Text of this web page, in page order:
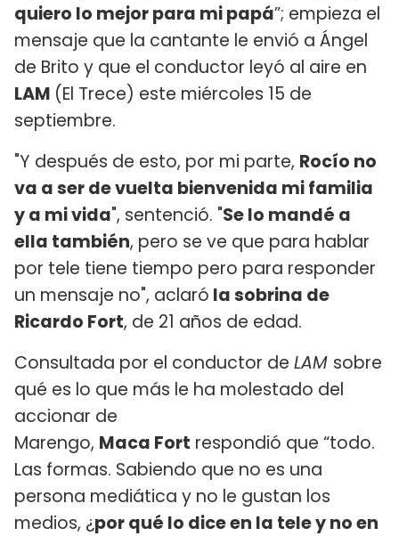
quiero lo mejor para mi papá”; empieza el
mensaje que la cantante le envió a Ángel
de Brito y que el conductor leyó al aire en
LAM (El Trece) este miércoles 15 de
septiembre.
"Y después de esto, por mi parte, Rocío no
va a ser de vuelta bienvenida mi familia
y a mi vida", sentenció. "Se lo mandé a
ella también, pero se ve que para hablar
por tele tiene tiempo pero para responder
un mensaje no", aclaró la sobrina de
Ricardo Fort, de 21 años de edad.
Consultada por el conductor de LAM sobre
qué es lo que más le ha molestado del
accionar de
Marengo, Maca Fort respondió que “todo.
Las formas. Sabiendo que no es una
persona mediática y no le gustan los
medios, ¿por qué lo dice en la tele y no en